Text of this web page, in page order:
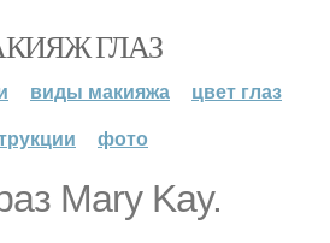
ГЛАЗ
виды макияжа
цвет глаз
фото
Mary Kay.